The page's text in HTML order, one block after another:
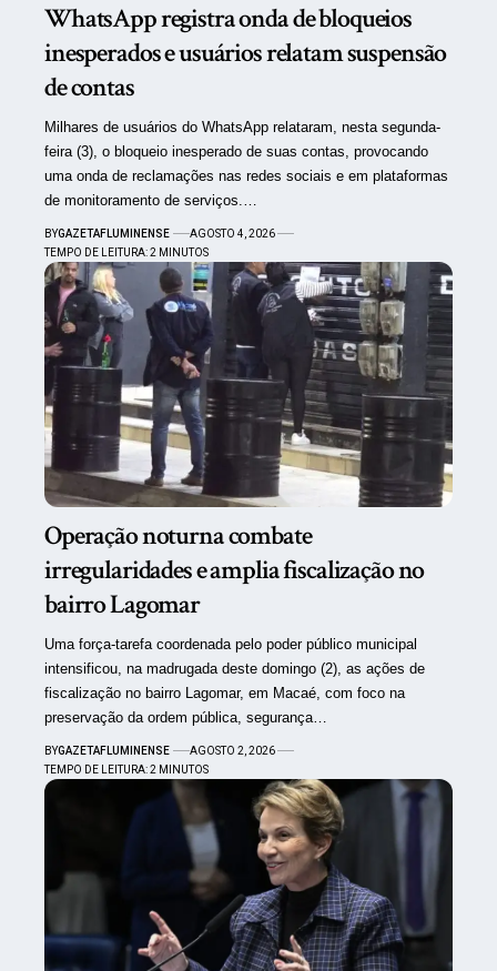
WhatsApp registra onda de bloqueios
inesperados e usuários relatam suspensão
de contas
Milhares de usuários do WhatsApp relataram, nesta segunda-
feira (3), o bloqueio inesperado de suas contas, provocando
uma onda de reclamações nas redes sociais e em plataformas
de monitoramento de serviços.…
BYGAZETAFLUMINENSE
AGOSTO 4, 2026
TEMPO DE LEITURA: 2 MINUTOS
Operação noturna combate
irregularidades e amplia fiscalização no
bairro Lagomar
Uma força-tarefa coordenada pelo poder público municipal
intensificou, na madrugada deste domingo (2), as ações de
fiscalização no bairro Lagomar, em Macaé, com foco na
preservação da ordem pública, segurança…
BYGAZETAFLUMINENSE
AGOSTO 2, 2026
TEMPO DE LEITURA: 2 MINUTOS